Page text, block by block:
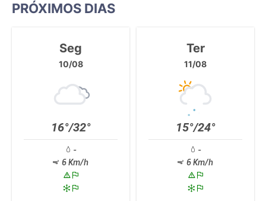
PRÓXIMOS DIAS
Seg
10/08
16°/32°
-
6 Km/h
Ter
11/08
15°/24°
-
6 Km/h